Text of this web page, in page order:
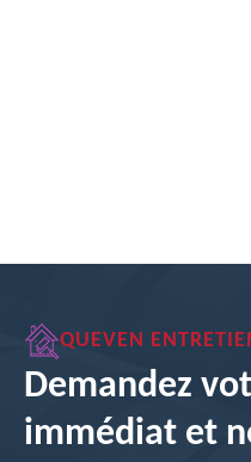
QUEVEN
Demandez
immédiat et